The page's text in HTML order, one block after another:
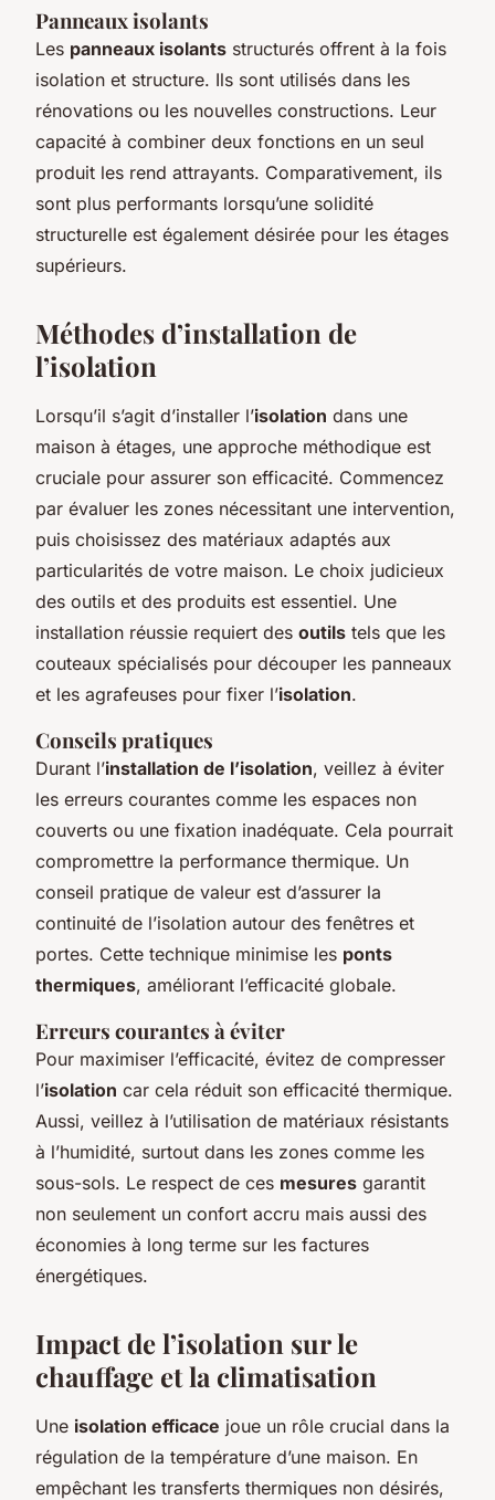
Panneaux isolants
Les panneaux isolants structurés offrent à la fois
isolation et structure. Ils sont utilisés dans les
rénovations ou les nouvelles constructions. Leur
capacité à combiner deux fonctions en un seul
produit les rend attrayants. Comparativement, ils
sont plus performants lorsqu’une solidité
structurelle est également désirée pour les étages
supérieurs.
Méthodes d’installation de
l’isolation
Lorsqu’il s’agit d’installer l’isolation dans une
maison à étages, une approche méthodique est
cruciale pour assurer son efficacité. Commencez
par évaluer les zones nécessitant une intervention,
puis choisissez des matériaux adaptés aux
particularités de votre maison. Le choix judicieux
des outils et des produits est essentiel. Une
installation réussie requiert des outils tels que les
couteaux spécialisés pour découper les panneaux
et les agrafeuses pour fixer l’isolation.
Conseils pratiques
Durant l’installation de l’isolation, veillez à éviter
les erreurs courantes comme les espaces non
couverts ou une fixation inadéquate. Cela pourrait
compromettre la performance thermique. Un
conseil pratique de valeur est d’assurer la
continuité de l’isolation autour des fenêtres et
portes. Cette technique minimise les ponts
thermiques, améliorant l’efficacité globale.
Erreurs courantes à éviter
Pour maximiser l’efficacité, évitez de compresser
l’isolation car cela réduit son efficacité thermique.
Aussi, veillez à l’utilisation de matériaux résistants
à l’humidité, surtout dans les zones comme les
sous-sols. Le respect de ces mesures garantit
non seulement un confort accru mais aussi des
économies à long terme sur les factures
énergétiques.
Impact de l’isolation sur le
chauffage et la climatisation
Une isolation efficace joue un rôle crucial dans la
régulation de la température d’une maison. En
empêchant les transferts thermiques non désirés,